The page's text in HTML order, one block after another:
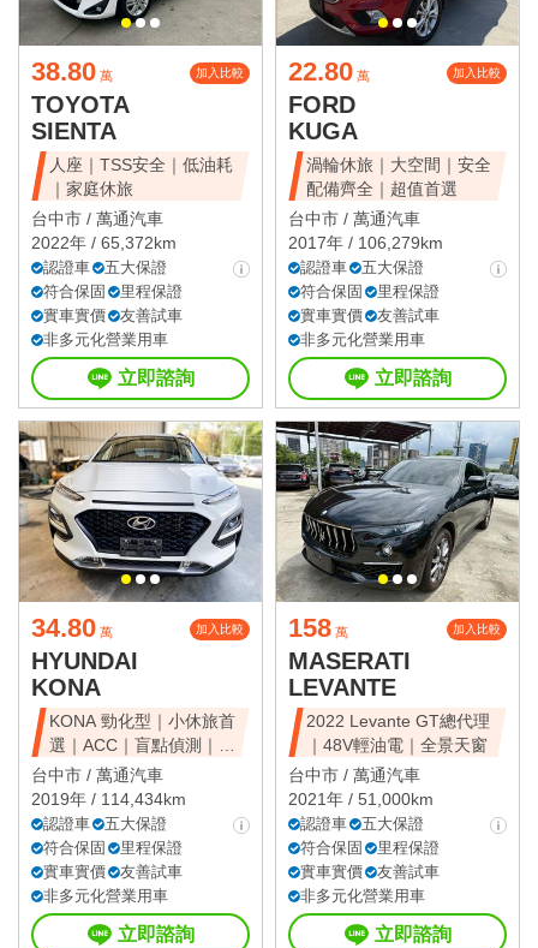
38.80 萬 加入比較
TOYOTA
SIENTA
人座｜TSS安全｜低油耗
｜家庭休旅
台中市 / 萬通汽車
2022年 / 65,372km
認證車
五大保證
符合保固
里程保證
實車實價
友善試車
非多元化營業用車
立即諮詢
22.80 萬 加入比較
FORD
KUGA
渦輪休旅｜大空間｜安全
配備齊全｜超值首選
台中市 / 萬通汽車
2017年 / 106,279km
認證車
五大保證
符合保固
里程保證
實車實價
友善試車
非多元化營業用車
立即諮詢
34.80 萬 加入比較
HYUNDAI
KONA
KONA 勁化型｜小休旅首
選｜ACC｜盲點偵測｜省
油好開
台中市 / 萬通汽車
2019年 / 114,434km
認證車
五大保證
符合保固
里程保證
實車實價
友善試車
非多元化營業用車
立即諮詢
158 萬 加入比較
MASERATI
LEVANTE
2022 Levante GT總代理
｜48V輕油電｜全景天窗
台中市 / 萬通汽車
2021年 / 51,000km
認證車
五大保證
符合保固
里程保證
實車實價
友善試車
非多元化營業用車
立即諮詢